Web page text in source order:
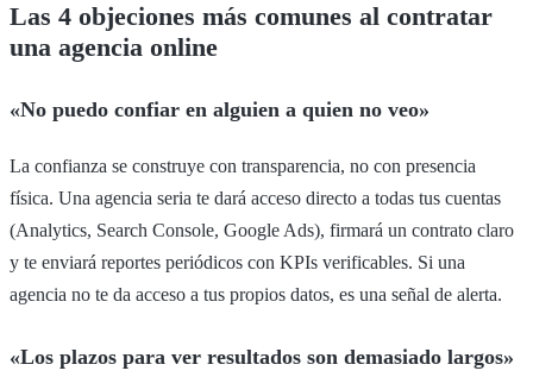
Las 4 objeciones más comunes al contratar
una agencia online
«No puedo confiar en alguien a quien no veo»
La confianza se construye con transparencia, no con presencia
física. Una agencia seria te dará acceso directo a todas tus cuentas
(Analytics, Search Console, Google Ads), firmará un contrato claro
y te enviará reportes periódicos con KPIs verificables. Si una
agencia no te da acceso a tus propios datos, es una señal de alerta.
«Los plazos para ver resultados son demasiado largos»